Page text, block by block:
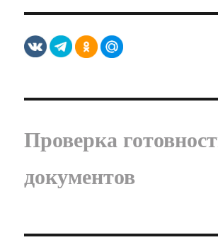
Проверка
документов